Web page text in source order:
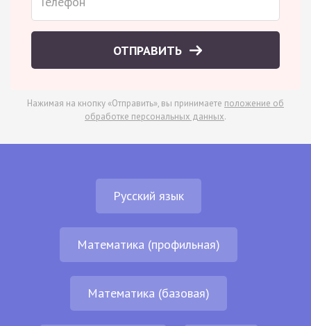
ОТПРАВИТЬ
Нажимая на кнопку «Отправить», вы принимаете положение об
обработке персональных данных.
Русский язык
Математика (профильная)
Математика (базовая)